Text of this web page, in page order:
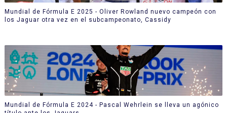
Mundial de Fórmula E 2025 - Oliver Rowland nuevo campeón con
los Jaguar otra vez en el subcampeonato, Cassidy
Mundial de Fórmula E 2024 - Pascal Wehrlein se lleva un agónico